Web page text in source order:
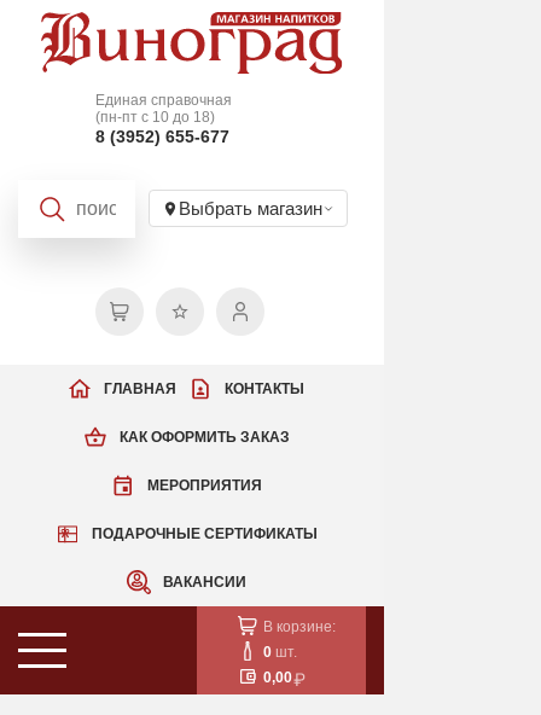
Единая справочная
(пн-пт с 10 до 18)
8 (3952) 655-677
Выбрать магазин
КАК ОФОРМИТЬ ЗАКАЗ
МЕРОПРИЯТИЯ
ПОДАРОЧНЫЕ СЕРТИФИКАТЫ
ВАКАНСИИ
ГЛАВНАЯ КОНТАКТЫ
В корзине:
0 шт.
0,00